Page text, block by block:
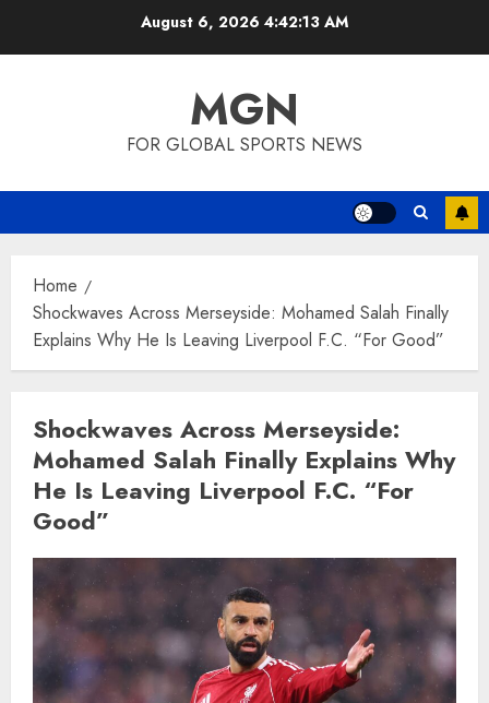
August 6, 2026 4:42:13 AM
MGN
FOR GLOBAL SPORTS NEWS
Home
Shockwaves Across Merseyside: Mohamed Salah Finally
Explains Why He Is Leaving Liverpool F.C. “For Good”
Shockwaves Across Merseyside:
Mohamed Salah Finally Explains Why
He Is Leaving Liverpool F.C. “For
Good”